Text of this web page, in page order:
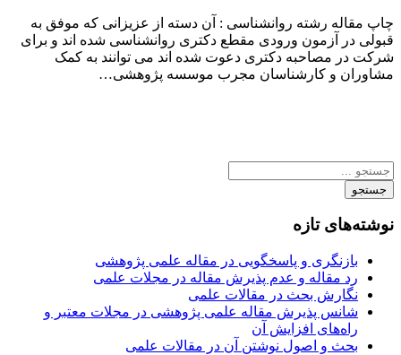
چاپ مقاله رشته روانشناسی : آن دسته از عزیزانی که موفق به
قبولی در آزمون ورودی مقطع دکتری روانشناسی شده اند و برای
شرکت در مصاحبه دکتری دعوت شده اند می توانند به کمک
مشاوران و کارشناسان مجرب موسسه پژوهشی…
جستجو
نوشته‌های تازه
بازنگری و پاسخگویی در مقاله علمی پژوهشی
رد مقاله و عدم پذیرش مقاله در مجلات علمی
نگارش بحث در مقالات علمی
شانس پذیرش مقاله علمی پژوهشی در مجلات معتبر و
راه‌های افزایش آن
بحث و اصول نوشتن آن در مقالات علمی